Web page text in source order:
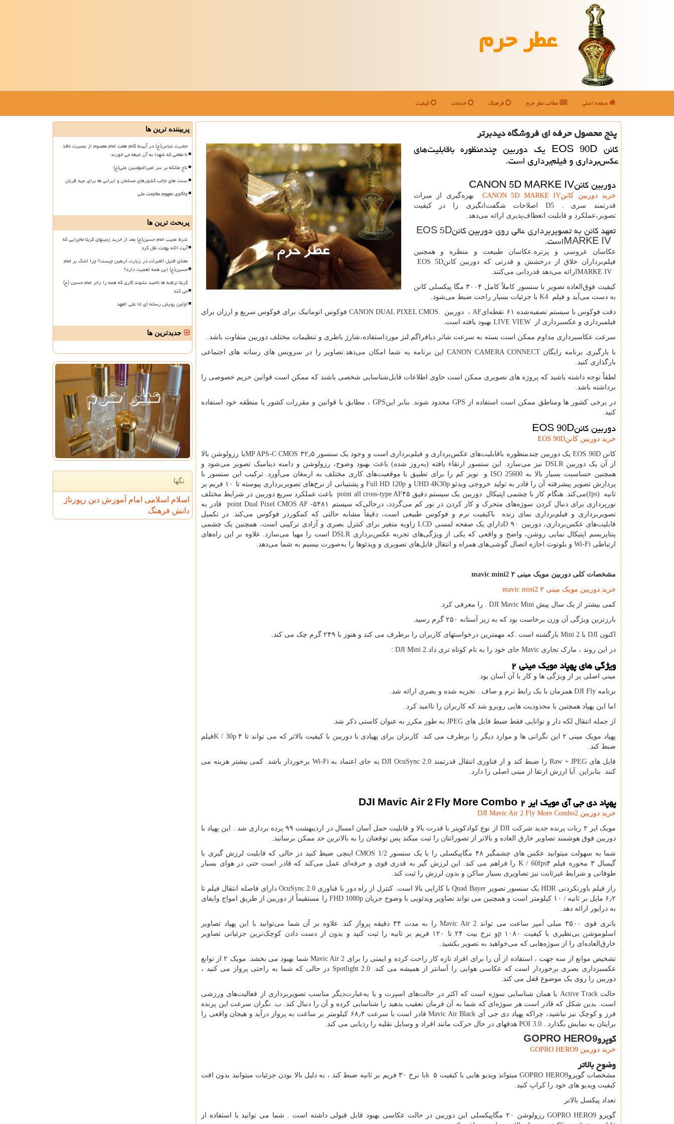
عطر حرم
صفحه اصلی مطالب عطر حرم فرهنگ خدمات کیفیت
پنج محصول حرفه ای فروشگاه دیدبرتر
كانن EOS 90D یك دوربین چندمنظوره باقابلیت‌های
عكس‌برداری و فیلم‌برداری است.
دوربین کاننCANON 5D MARKE IV
خرید دوربین کاننCANON 5D MARKE IV
بهره‌گیری از میراث
قدرتمند سری D5 .
اصلاحات شگفت‌انگیزی را در کیفیت
تصویر،عملکرد و قابلیت انعطاف‌پذیری ارائه می‌دهد.
تعهد کانن به تصویربرداری عالی روی دوربین کاننEOS 5D
MARKE IVاست.
عکاسان عروسی و پرتره.عکاسان طبیعت و منظره و همچنین
فیلم‌برداران خلاق از درخشش و قدرتی که دوربین کاننEOS 5D
MARKE IV ارائه می‌دهد قدردانی می‌کنند.
کیفیت فوق‌العاده تصویر با سنسور کاملاً کامل ۳۰۰۴ مگا پیکسلی کانن
به دست می‌آید و فیلم K4 با جزئیات بسیار راحت ضبط می‌شود.
دقت فوکوس با سیستم تصفیه‌شده ۶۱ نقطه‌ای
AF ، دوربین CANON DUAL PIXEL CMOS. فوکوس اتوماتیک برای فوکوس سریع و ارزان برای
فیلمبرداری و عکسبرداری از
LIVE VIEW بهبود یافته است.
سرعت عکاسبرداری مداوم ممکن است بسته به سرعت شاتر.دیافراگم.لنز مورداستفاده،شارژ باطری و تنظیمات مختلف دوربین متفاوت باشد.
با بارگیری برنامه رایگان CANON CAMERA CONNECT
این برنامه به شما امکان می‌دهد.تصاویر را در سرویس های رسانه های اجتماعی
بارگذاری کنید.
لطفاً توجه داشته باشید که پروژه های تصویری ممکن است حاوی اطلاعات قابل‌شناسایی شخصی باشند که ممکن است قوانین حریم خصوصی را
برداشته باشد.
در برخی کشور ها ومناطق ممکن است استفاده از
GPS محدود شوند. بنابر اینGPS ، مطابق با قوانین و مقررات کشور یا منطقه خود استفاده
کنید.
دوربین کاننEOS 90D
خرید دوربین کاننEOS 90D
کانن EOS 90D یک دوربین چندمنظوره باقابلیت‌های عکس‌برداری و فیلم‌برداری است و وجود یک سنسور ۳۲٫۵ MP APS-C CMOSبا رزولوشن بالا
از آن یک دوربین DSLR نیز می‌سازد. این سنسور ارتقاء یافته (به‌روز شده) باعث بهبود وضوح، رزولوشن و دامنه دینامیک تصویر می‌شود و
همچنین حساسیت بسیار بالا به ISO 25600 و نویز کم را برای تطبیق با موقعیت‌های کاری مختلف به ارمغان می‌آورد. ترکیب این سنسور با
پردازش تصویر پیشرفته آن را قادر به تولید خروجی ویدئو UHD 4K30p و Full HD 120p
و پشتیبانی از نرخ‌های تصویربرداری پیوسته تا ۱۰ فریم بر
ثانیه
(fps)می‌کند. هنگام کار با چشمی اپتیکال دوربین یک سیستم دقیق ۴۵ point all cross-type AFباعث عملکرد سریع دوربین در شرایط مختلف
نورپردازی برای دنبال کردن سوژه‌های متحرک و کار کردن در نور کم می‌گردد، درحالی‌که سیستم ۵۴۸۱
-
point Dual Pixel CMOS AF قادر به
تصویربرداری و فیلم‌برداری نمای زنده باکیفیت نرم و فوکوس طبیعی است، دقیقاً مشابه حالتی که کمکوردر فوکوس می‌کند. در تکمیل
قابلیت‌های عکس‌برداری، دوربین ۹۰
Dدارای یک صفحه لمسی LCD زاویه متغیر برای کنترل بصری و آزادی ترکیبی است، همچنین یک چشمی
پنتاپریسم اپتیکال نمایی روشن، واضح و واقعی که یکی از ویژگی‌های تجربه عکس‌برداری DSLR
است را مهیا می‌سازد. علاوه بر این راه‌های
ارتباطی Wi-Fi و بلوتوث اجازه اتصال گوشی‌های همراه و انتقال فایل‌های تصویری و ویدئوها را به‌صورت بیسیم به شما می‌دهد.
مشخصات کلی دوربین مویک مینی ۲ mavic mini2
خرید دوربین مویک مینی ۲
mavic mini2
کمی بیشتر از یک سال پیش . DJI Mavic Mini را معرفی کرد.
بارزترین ویژگی آن وزن برخاست بود که به زیر آستانه ۲۵۰ گرم رسید.
اکنون DJI با Mini 2 بازگشته است .که مهمترین درخواستهای کاربران را برطرف می کند و هنوز با ۲۴۹ گرم چک می کند.
در این روند ، مارک تجاری Mavic جای خود را به نام کوتاه تری داد: DJI Mini 2.
ویژگی های پهپاد مویک مینی۲
مینی اصلی پر از ویژگی ها و کار با آن آسان بود.
برنامه DJI Fly همزمان با یک رابط نرم و صاف . تجزیه شده و بصری ارائه شد.
اما این پهپاد همچنین با محدودیت هایی روبرو شد که کاربران را ناامید کرد.
از جمله انتقال لکه دار و توانایی فقط ضبط فایل های JPEG به طور مکرر به عنوان کاستی ذکر شد.
پهپاد مویک مینی ۲ این نگرانی ها و موارد دیگر را برطرف می کند. کاربران برای پهپادی با دوربین با کیفیت بالاتر که می تواند تا ۴
K / 30pفیلم
ضبط کند.
فایل های Raw + JPEG را ضبط کند و از فناوری انتقال قدرتمند DJI OcuSync 2.0 به جای اعتماد به Wi-Fi برخوردار باشد. کمی بیشتر هزینه می
کنند. بنابراین. آیا ارزش ارتقا از مینی اصلی را دارد.
پهپاد دی جی آی مویک ایر۲ DJI Mavic Air 2 Fly More Combo
خرید دوربین 2
DJI Mavic Air 2 Fly More Combo
مویک ایر ۲ ربات پرنده جدید شرکت
DJI
از نوع کوادکوپتر با قدرت بالا و قابلیت حمل آسان امسال در اردیبهشت ۹۹ پرده برداری شد . این پهپاد با
دوربین فوق هوشمند تصاویر خارق العاده و بالاتر از تصوراتتان را ثبت میکند پس توقعتان را به بالاترین حد ممکن برسانید.
شما به سهولت میتوانید عکس های چشمگیر ۴۸ مگاپیکسلی را با یک سنسور
CMOS 1/2 اینچی ضبط کنید در حالی که قابلیت لرزش گیری با
گیمبال ۳ محوره فیلم ۴
K / 60fps را فراهم می کند. ‌این لرزش گیر به قدری قوی و حرفه‌ای عمل می‌کند که قادر است حتی در هوای بسیار
طوفانی و شرایط غیرثابت نیز تصاویری بسیار ساکن و بدون لرزش را ثبت کند.
راز فیلم باورنکردنیHDRیک سنسور تصویرQuad Bayerبا کارایی بالا است. کنترل از راه دور با فناوری OcuSync 2.0 دارای فاصله انتقال فیلم تا
۶٫۲ مایل بر ثانیه / ۱۰ کیلومتر است و همچنین می تواند تصاویر ویدئویی با وضوح جریان
FHD 1080p را مستقیماً از دوربین از طریق امواج وایفای
به درایور ارائه دهد.
باتری قوی ۳۵۰۰ میلی آمپر ساعت می تواند
Mavic Air 2
را به مدت ۳۴ دقیقه پرواز کند. علاوه بر آن شما می‌توانید با این پهپاد تصاویر
اسلوموشن بی‌نظیری با کیفیت ۱۰۸۰
p
و نرخ بیت ۲۴ تا ۱۲۰ فریم بر ثانیه را ثبت کنید و بدون از دست دادن کوچک‌ترین جزئیاتی تصاویر
خارق‌العاده‌ای را از سوژه‌هایی که می‌خواهید به تصویر بکشید.
تشخیص موانع از سه جهت ، استفاده از آن را برای افراد تازه کار راحت کرده و ایمنی را برای Mavic Air 2
شما بهبود می بخشد. مویک ۲ از توابع
عکسبرداری بصری برخوردار است که عکاسی هوایی را آسانتر از همیشه می کند. Spotlight 2.0 در حالی که شما به راحتی پرواز می کنید ،
دوربین را روی یک موضوع قفل می کند.
حالت Active Track یا همان شناسایی سوژه است که اکثر در حالت‌های اسپرت و یا به‌عبارت‌دیگر مناسب تصویربرداری از فعالیت‌های ورزشی
است. بدین شکل که قادر است هر سوژه‌ای که شما به آن فرمان تعقیب بدهید را شناسایی کرده و آن را دنبال کند. ب. نگران سرعت این پرنده
فرز و کوچک نیز نباشید، چراکه پهپاد دی جی آی Mavic Air Black
قادر است با سرعت ۶۸٫۴ کیلومتر بر ساعت به پرواز درآید و هیجان واقعی را
برایتان به نمایش بگذارد.. POI 3.0 هدفهای در حال حرکت مانند افراد و وسایل نقلیه را ردیابی می کند.
گوپروGOPRO HERO9
خرید دوربین GOPRO HERO9
وضوح بالاتر
مشخصات گوپروGOPRO HERO9 میتواند ویدیو هایی با کیفیت ۵ k
با نرخ ۳۰ فریم بر ثانیه ضبط کند ، به دلیل بالا بودن جزئیات میتوانید بدون افت
کیفیت ویدیو های خود را کراپ کنید.
تعداد پیکسل بالاتر
گوپرو GOPRO HERO9
رزولوشن ۲۰ مگاپیکسلی این دوربین در حالت عکاسی بهبود قابل قبولی داشته است . شما می توانید با استفاده از
پربیننده ترین ها
حضرت عباس(ع) در آیینه کلام هفت امام معصوم از بصیرت نافذ
تا مقامی که شهدا به آن غبطه می خورند
تاج ملائکه بر سر امیرالمؤمنین علی(ع)
سنت های جالب کشورهای مسلمان و ایرانی ها برای عید قربان
واکاوی مفهوم مقاومت ملی
پربحث ترین ها
شرط عجیب امام حسین(ع) بعد از خرید زمینهای کربلا ماجرایی که
آیت الله بهجت نقل کرد
معنای قتیل العبرات در زیارت اربعین چیست؟ چرا اشک بر امام
حسین(ع) این همه اهمیت دارد؟
کربلا نرفته ها ناامید نشوند کاری که همه را زائر امام حسین (ع)
می کند
اولین پویش رسانه ای إنا علی العهد
جدیدترین ها
تگها
اسلام اسلامی امام آموزش دین رپورتاژ
دانش فرهنگ